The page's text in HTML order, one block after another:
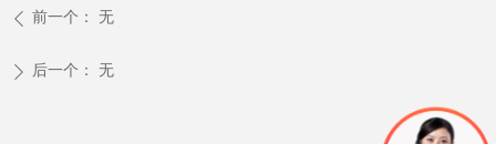
ꄴ 前一个： 无
ꄲ 后一个： 无